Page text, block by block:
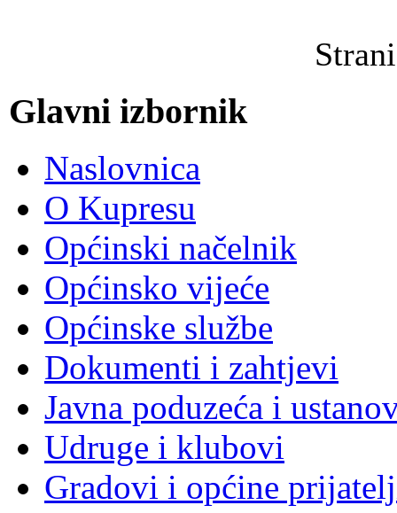
Glavni izbornik
Naslovnica
O Kupresu
Općinski načelnik
Općinsko vijeće
Općinske službe
Dokumenti i zahtjevi
Javna poduzeća i
Udruge i klubovi
Gradovi i općine